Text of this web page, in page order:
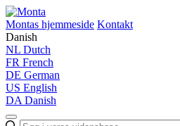
Montas hjemmeside Kontakt
Danish
NL Dutch
FR French
DE German
US English
DA Danish